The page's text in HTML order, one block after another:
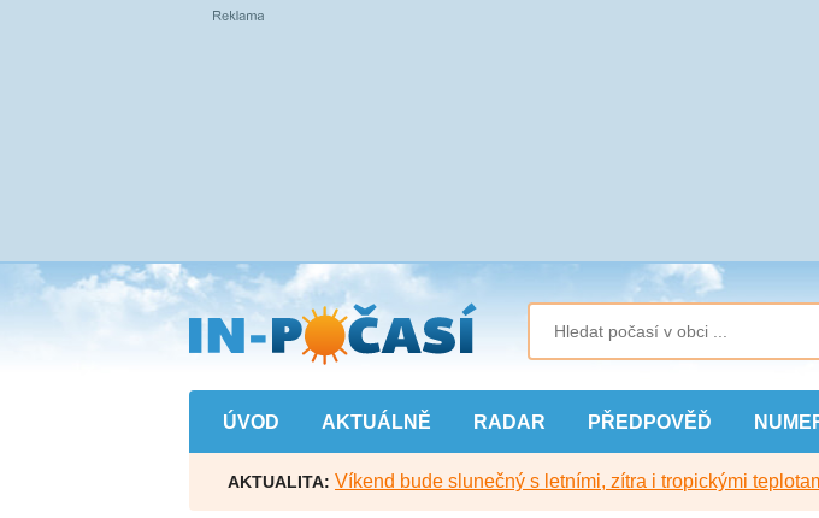
Přejít
na
hlavní
obsah
ÚVOD AKTUÁLNĚ RADAR PŘEDPOVĚĎ
AKTUALITA: Víkend bude slunečný s letními, zítra i tropickými